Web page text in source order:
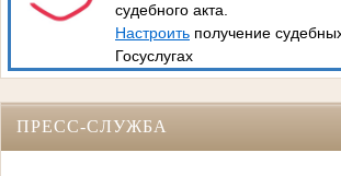
судебного акта.
Настроить получение
Госуслугах
ПРЕСС-СЛУЖБА